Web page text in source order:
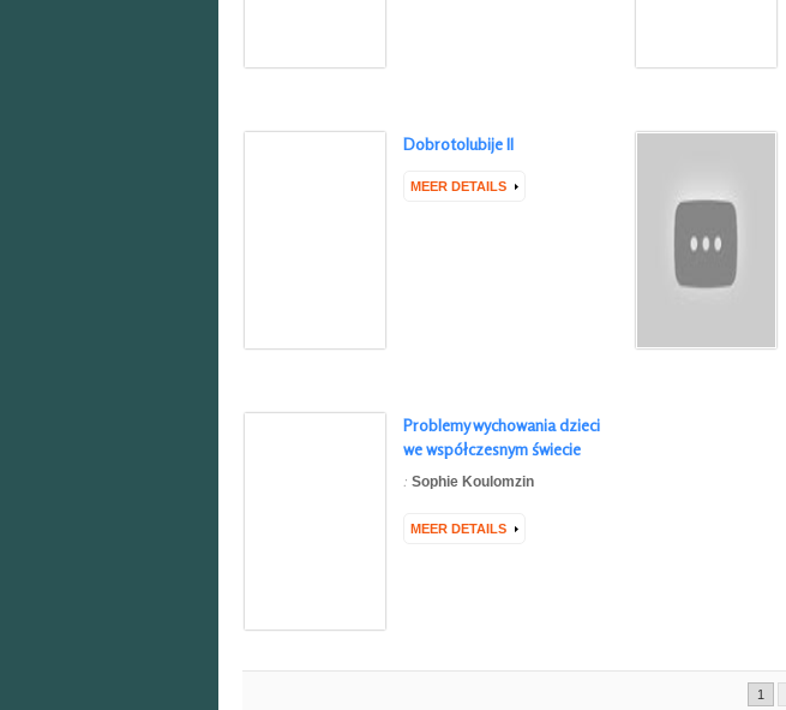
Dobrotolubije II
MEER DETAILS
Problemy wychowania dzieci
we współczesnym świecie
: Sophie Koulomzin
MEER DETAILS
1